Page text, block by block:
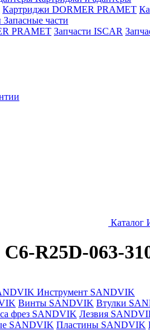
Картриджи DORMER PRAMET
Запасные части
PRAMET Запчасти ISCAR
Каталог
R25D-063-
Инструмент SANDVIK
Винты SANDVIK Втулки
фрез SANDVIK Лезвия
SANDVIK Пластины SANDVIK